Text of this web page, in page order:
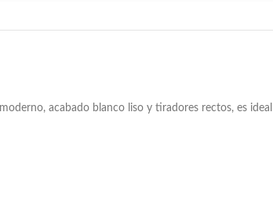
acabado blanco liso y tiradores rectos, es